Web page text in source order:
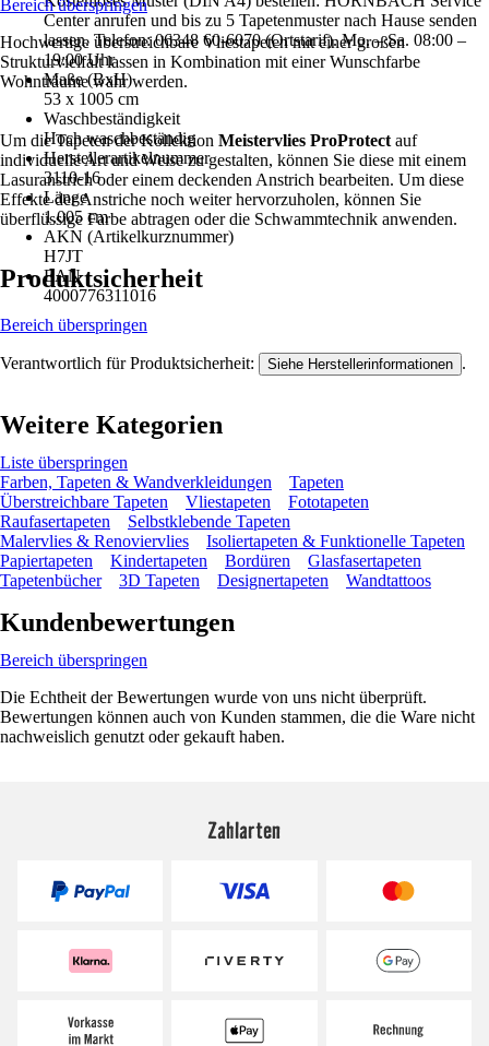
Center anrufen und bis zu 5 Tapetenmuster nach Hause senden
lassen. Telefon: 06348 60-6070 (Ortstarif). Mo. – Sa. 08:00 –
19:00 Uhr
Maße (BxH)
53 x 1005 cm
Waschbeständigkeit
Hoch waschbeständig
Herstellerartikelnummer
3110-16
Länge
1.005 cm
AKN (Artikelkurznummer)
H7JT
EAN
4000776311016
Bereich überspringen
Hochwertige überstreichbare Vliestapeten mit einer großen
Strukturvielfalt lassen in Kombination mit einer Wunschfarbe
Wohnträume wahr werden.
Um die Tapeten der Kollektion Meistervlies ProProtect auf
individuelle Art und Weise zu gestalten, können Sie diese mit einem
Lasuranstrich oder einem deckenden Anstrich bearbeiten. Um diese
Effekte der Anstriche noch weiter hervorzuholen, können Sie
überflüssige Farbe abtragen oder die Schwammtechnik anwenden.
Produktsicherheit
Bereich überspringen
Verantwortlich für Produktsicherheit: Siehe Herstellerinformationen .
Weitere Kategorien
Liste überspringen
Farben, Tapeten & Wandverkleidungen
Tapeten
Überstreichbare Tapeten
Vliestapeten
Fototapeten
Raufasertapeten
Selbstklebende Tapeten
Malervlies & Renoviervlies
Isoliertapeten & Funktionelle Tapeten
Papiertapeten
Kindertapeten Bordüren
Glasfasertapeten
Tapetenbücher
3D Tapeten Designertapeten Wandtattoos
Kundenbewertungen
Bereich überspringen
Die Echtheit der Bewertungen wurde von uns nicht überprüft.
Bewertungen können auch von Kunden stammen, die die Ware nicht
nachweislich genutzt oder gekauft haben.
Zahlarten